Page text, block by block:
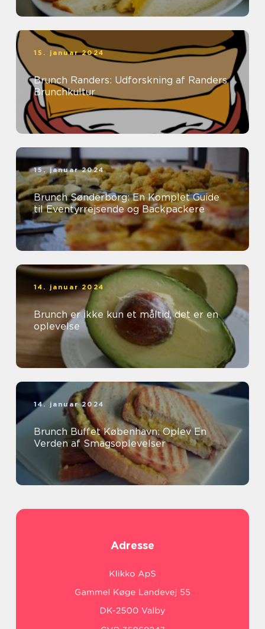
15. januar 2024
Brunch Randers: Udforskning af Randers
Brunchkultur
15. januar 2024
Brunch Sønderborg: En Komplet Guide
til Eventyrrejsende og Backpackere
14. januar 2024
Brunch er ikke kun et måltid, det er en
oplevelse
14. januar 2024
Brunch Buffet København: Oplev En
Verden af Smagsoplevelser
Adresse